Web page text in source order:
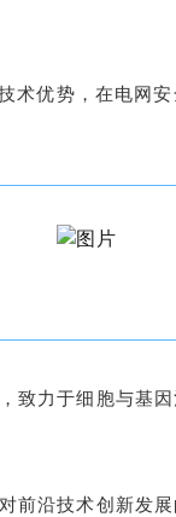
优势，在电网
力于细胞与基
沿技术创新发